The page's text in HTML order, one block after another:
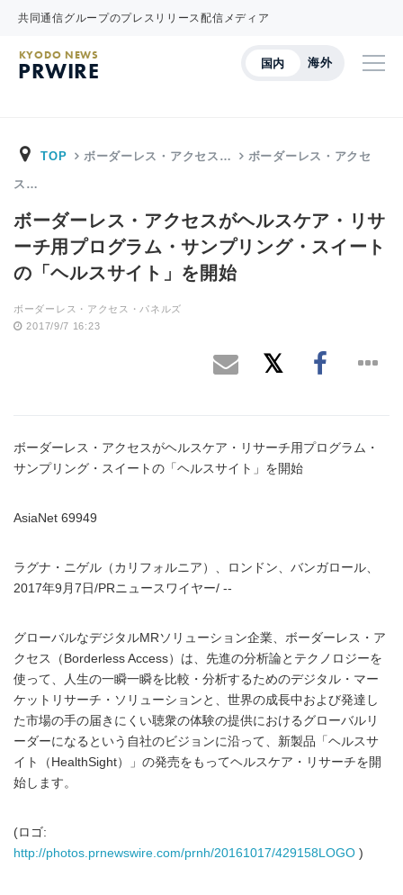
共同通信グループのプレスリリース配信メディア
国内 海外
KYODO NEWS
PRWIRE
TOP ボーダーレス・アクセス… ボーダーレス・アクセ
ス…
ボーダーレス・アクセスがヘルスケア・リサ
ーチ用プログラム・サンプリング・スイート
の「ヘルスサイト」を開始
ボーダーレス・アクセス・パネルズ
2017/9/7 16:23
ボーダーレス・アクセスがヘルスケア・リサーチ用プログラム・
サンプリング・スイートの「ヘルスサイト」を開始
AsiaNet 69949
ラグナ・ニゲル（カリフォルニア）、ロンドン、バンガロール、
2017年9月7日/PRニュースワイヤー/ --
グローバルなデジタルMRソリューション企業、ボーダーレス・ア
クセス（Borderless Access）は、先進の分析論とテクノロジーを
使って、人生の一瞬一瞬を比較・分析するためのデジタル・マー
ケットリサーチ・ソリューションと、世界の成長中および発達し
た市場の手の届きにくい聴衆の体験の提供におけるグローバルリ
ーダーになるという自社のビジョンに沿って、新製品「ヘルスサ
イト（HealthSight）」の発売をもってヘルスケア・リサーチを開
始します。
(ロゴ:
http://photos.prnewswire.com/prnh/20161017/429158LOGO )